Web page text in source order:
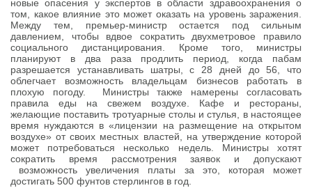
новые опасения у экспертов в области здравоохранения о
том, какое влияние это может оказать на уровень заражения.
Между тем, премьер-министр остается под сильным
давлением, чтобы вдвое сократить двухметровое правило
социального дистанцирования. Кроме того, министры
планируют в два раза продлить период, когда пабам
разрешается устанавливать шатры, с 28 дней до 56, что
облегчает возможность владельцам бизнесов работать в
плохую погоду. Министры также намерены согласовать
правила еды на свежем воздухе. Кафе и рестораны,
желающие поставить тротуарные столы и стулья, в настоящее
время нуждаются в «лицензии на размещение на открытом
воздухе» от своих местных властей, на утверждение которой
может потребоваться несколько недель. Министры хотят
сократить время рассмотрения заявок и допускают
возможность увеличения платы за это, которая может
достигать 500 фунтов стерлингов в год.